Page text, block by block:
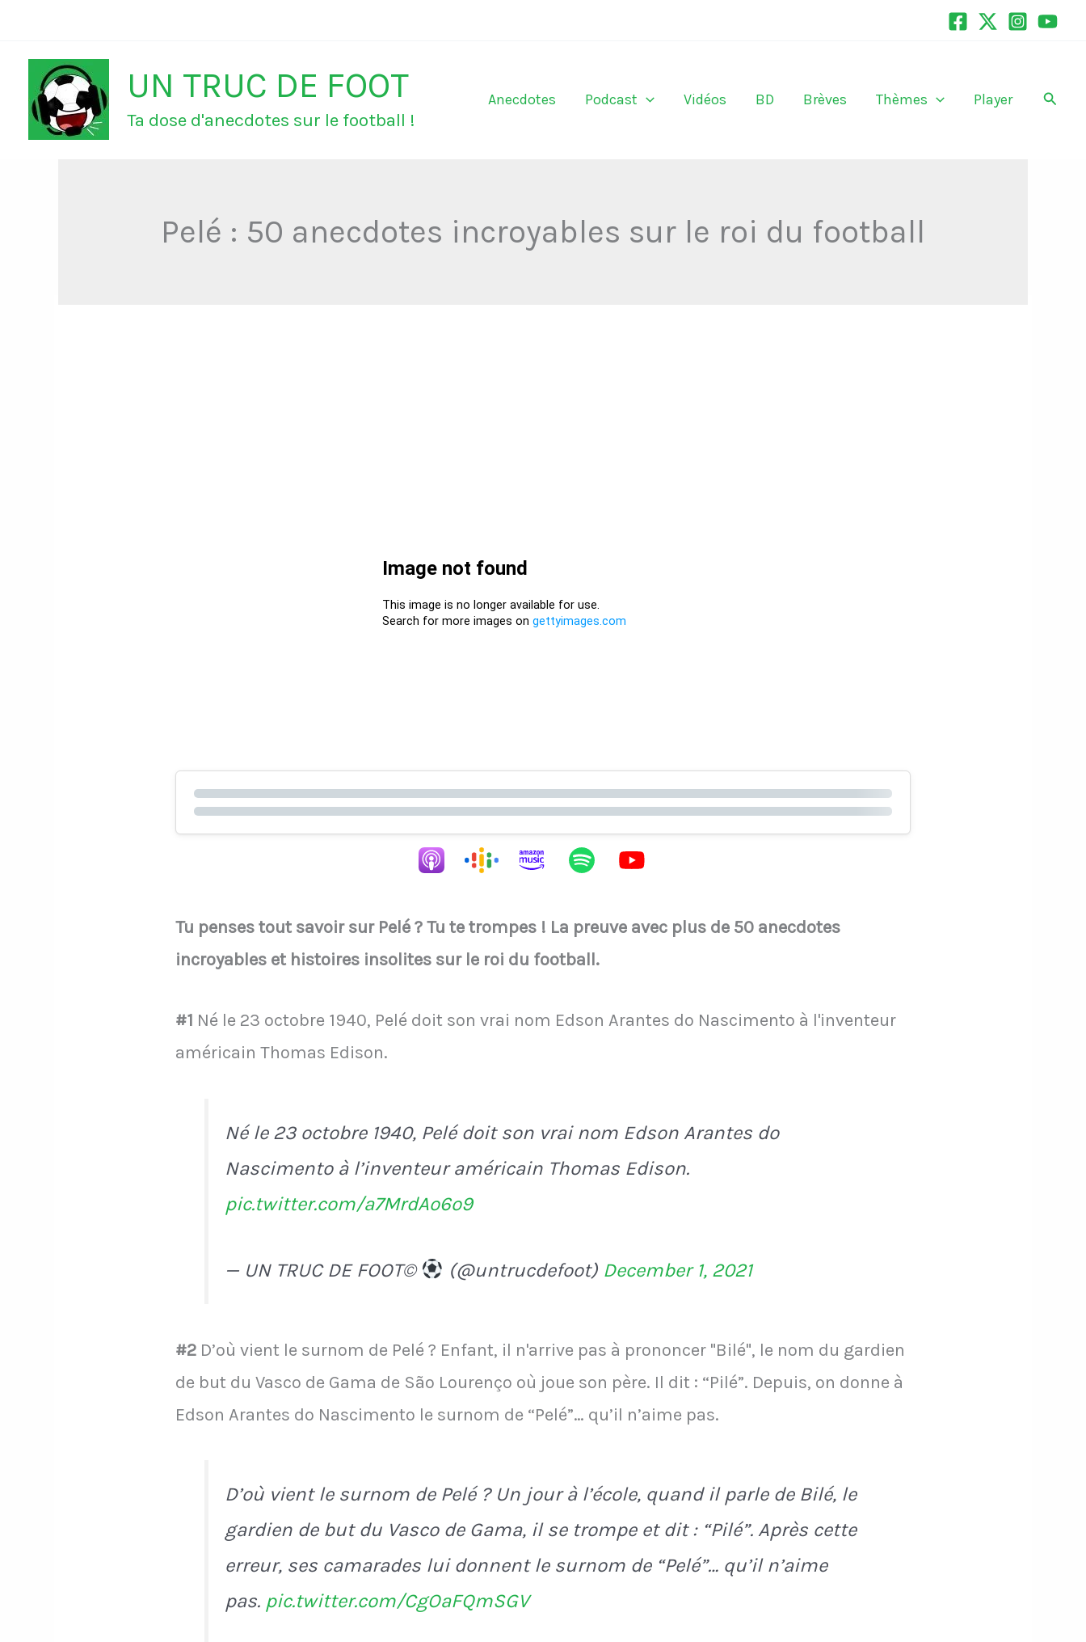
contenu
UN TRUC DE FOOT
Ta dose d'anecdotes sur le football !
Anecdotes Podcast Vidéos BD Brèves Thèmes Player
Pelé : 50 anecdotes incroyables sur le roi du football
Tu penses tout savoir sur Pelé ? Tu te trompes ! La preuve avec plus de 50 anecdotes
incroyables et histoires insolites sur le roi du football.
#1 Né le 23 octobre 1940, Pelé doit son vrai nom Edson Arantes do Nascimento à l'inventeur
américain Thomas Edison.
Né le 23 octobre 1940, Pelé doit son vrai nom Edson Arantes do
Nascimento à l’inventeur américain Thomas Edison.
pic.twitter.com/a7MrdAo6o9
— UN TRUC DE FOOT© (@untrucdefoot) December 1, 2021
#2 D’où vient le surnom de Pelé ? Enfant, il n'arrive pas à prononcer "Bilé", le nom du gardien
de but du Vasco de Gama de São Lourenço où joue son père. Il dit : “Pilé”. Depuis, on donne à
Edson Arantes do Nascimento le surnom de “Pelé”… qu’il n’aime pas.
D’où vient le surnom de Pelé ? Un jour à l’école, quand il parle de Bilé, le
gardien de but du Vasco de Gama, il se trompe et dit : “Pilé”. Après cette
erreur, ses camarades lui donnent le surnom de “Pelé”… qu’il n’aime
pas. pic.twitter.com/CgOaFQmSGV